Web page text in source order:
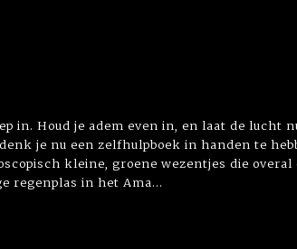
in. Houd je adem even in, en laat de lucht
je nu een zelfhulpboek in handen te
kleine, groene wezentjes die overal
regenplas in het Ama...